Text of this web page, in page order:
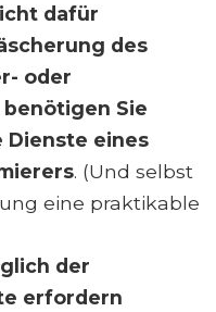
dafür
des
oder
Sie
Dienste eines
. (Und selbst
eine praktikable
der
erfordern